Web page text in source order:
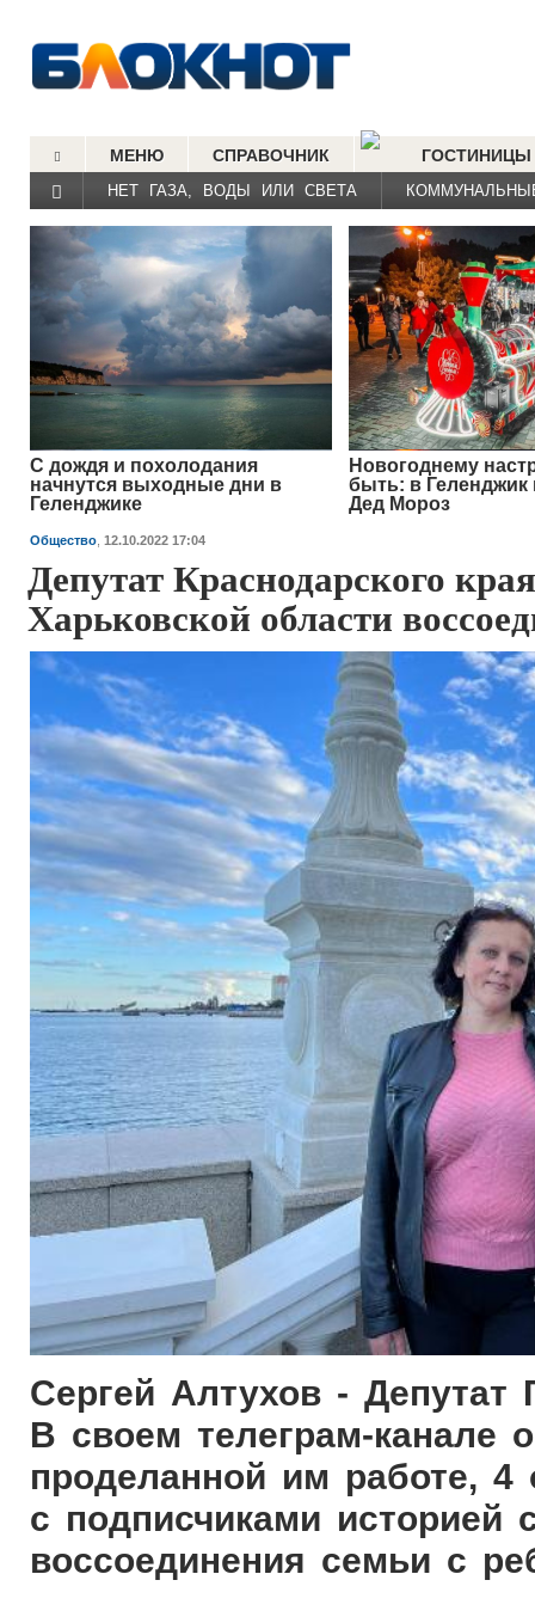
МЕНЮ СПРАВОЧНИК ГОСТИНИЦЫ
НЕТ ГАЗА, ВОДЫ ИЛИ СВЕТА
С дождя и похолодания
начнутся выходные дни в
Геленджике
Новогоднему
быть: в Геленджик
Дед Мороз
Общество 12.10.2022 17:04
Депутат Краснодарского
Харьковской области
Сергей Алтухов - Депутат
В своем телеграм-канале
проделанной им работе, 4
с подписчиками историей
воссоединения семьи с